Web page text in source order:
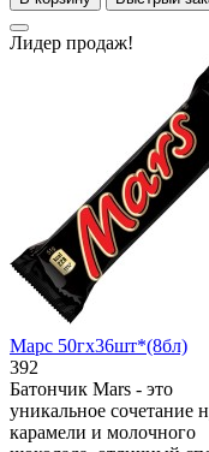
Лидер продаж!
Марс 50гх36шт*(8бл)
392
Батончик Mars - это
уникальное сочетание
карамели и молочного